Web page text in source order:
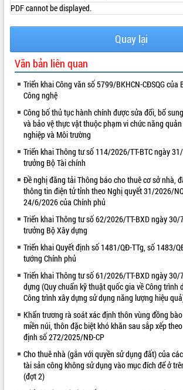
Lễ truy tặng danh hiệu “Bà Mẹ Việt
Nam Anh hùng” và trao Huân chương
Lao động
UBND tỉnh Đắk Lắk triển khai nhiệm
vụ 6 tháng cuối năm 2026
Kỳ họp thứ Hai, Hội đồng nhân dân
tỉnh khóa XI quyết nghị nhiều nội dung
Bí thư Tỉnh ủy Lương Nguyễn Minh
Triết thăm, tặng quà người có công với
ALBUM ẢNH
PDF cannot be displayed.
Quay lại
Văn bản liên quan
Triển khai Công văn số 5799/BKHCN-CĐSQG của
Công nghệ
Công bố thủ tục hành chính được sửa đổi, bổ
và bảo vệ thực vật thuộc phạm vi chức năng
nghiệp và Môi trường
Triển khai Thông tư số 114/2026/TT-BTC ngày
trưởng Bộ Tài chính
Đề nghị đăng tải Thông báo cho thuê cơ sở nhà,
thông tin điện tử tỉnh theo Nghị quyết 31/2026/
24/6/2026 của Chính phủ
Triển khai Thông tư số 62/2026/TT-BXD ngày
trưởng Bộ Xây dựng
Triển khai Quyết định số 1481/QĐ-TTg, số 1483/
tướng Chính phủ
Triển khai Thông tư số 61/2026/TT-BXD ngày
dựng (Quy chuẩn kỹ thuật quốc gia về Công trình
Công trình xây dựng sử dụng năng lượng hiệu
Khẩn trương rà soát xác định thôn vùng đồng
miền núi, thôn đặc biệt khó khăn sau sắp xếp
định số 272/2025/NĐ-CP
Cho thuê nhà (gắn với quyền sử dụng đất) của
tài sản công không sử dụng vào mục đích để ở
(đợt 2)